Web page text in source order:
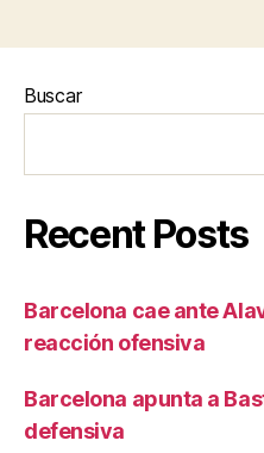
Buscar
Recent Posts
Barcelona cae ante
reacción ofensiva
Barcelona apunta a
defensiva